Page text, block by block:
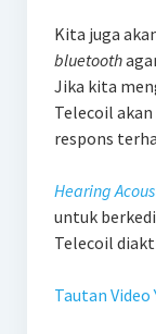
Kita juga
bluetooth
Jika kita
Telecoil
respons
Hearing
untuk
Telecoil
Tautan Video